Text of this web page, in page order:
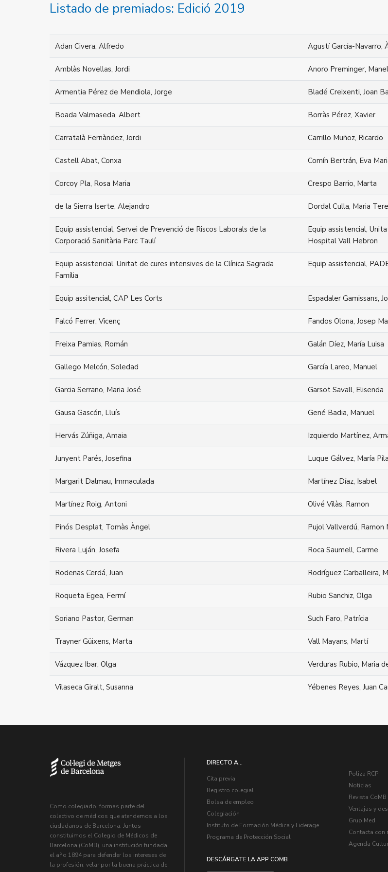
Listado de premiados: Edició 2019
Adan Civera, Alfredo Agustí García-Navarro,
Amblàs Novellas, Jordi Anoro Preminger, Manel
Armentia Pérez de Mendiola, Jorge Bladé Creixenti, Joan
Boada Valmaseda, Albert Borràs Pérez, Xavier
Carratalà Fernàndez, Jordi Carrillo Muñoz, Ricardo
Castell Abat, Conxa Comín Bertrán, Eva
Corcoy Pla, Rosa Maria Crespo Barrio, Marta
de la Sierra Iserte, Alejandro Dordal Culla, Maria
Equip assistencial, Servei de Prevenció de Riscos Laborals de la
Corporació Sanitària Parc Taulí
Equip assistencial,
Hospital Vall Hebron
Equip assistencial, Unitat de cures intensives de la Clínica Sagrada
Família
Equip assistencial,
Equip assitencial, CAP Les Corts Espadaler Gamissans,
Falcó Ferrer, Vicenç Fandos Olona, Josep
Freixa Pamias, Román Galán Díez, María Luisa
Gallego Melcón, Soledad García Lareo, Manuel
Garcia Serrano, Maria José Garsot Savall, Elisenda
Gausa Gascón, Lluís Gené Badia, Manuel
Hervás Zúñiga, Amaia Izquierdo Martínez,
Junyent Parés, Josefina Luque Gálvez, María
Margarit Dalmau, Immaculada Martínez Díaz, Isabel
Martínez Roig, Antoni Olivé Vilàs, Ramon
Pinós Desplat, Tomàs Àngel Pujol Vallverdú, Ramon
Rivera Luján, Josefa Roca Saumell, Carme
Rodenas Cerdá, Juan Rodríguez Carballeira,
Roqueta Egea, Fermí Rubio Sanchiz, Olga
Soriano Pastor, German Such Faro, Patrícia
Trayner Güixens, Marta Vall Mayans, Martí
Vázquez Ibar, Olga Verduras Rubio, Maria
Vilaseca Giralt, Susanna Yébenes Reyes, Juan
Como colegiado, formas parte del
colectivo de médicos que atendemos a los
ciudadanos de Barcelona. Juntos
constituimos el Colegio de Médicos de
Barcelona (CoMB), una institución fundada
el año 1894 para defender los intereses de
la profesión, velar por la buena práctica de
DIRECTO A...
Cita previa
Registro colegial
Bolsa de empleo
Colegiación
Instituto de Formación Médica y Liderage
Programa de Protección Social
DESCÁRGATE LA APP COMB
Poliza RCP
Noticias
Revista CoMB
Ventajas y
Grup Med
Contacta con
Agenda